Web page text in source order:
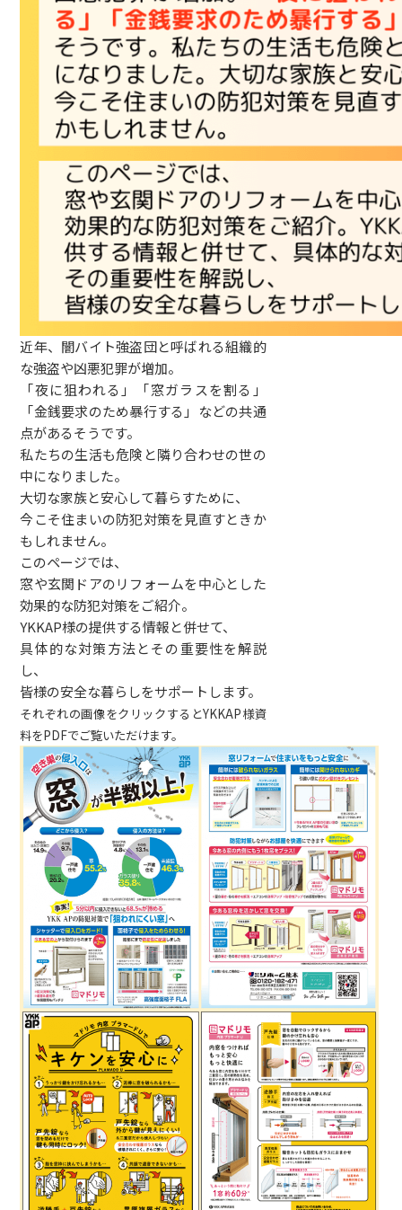
近年、闇バイト強盗団と呼ばれる組織的
な強盗や凶悪犯罪が増加。
「夜に狙われる」「窓ガラスを割る」
「金銭要求のため暴行する」などの共通
点があるそうです。
私たちの生活も危険と隣り合わせの世の
中になりました。
大切な家族と安心して暮らすために、
今こそ住まいの防犯対策を見直すときか
もしれません。
このページでは、
窓や玄関ドアのリフォームを中心とした
効果的な防犯対策をご紹介。
YKKAP様の提供する情報と併せて、
具体的な対策方法とその重要性を解説
し、
皆様の安全な暮らしをサポートします。
それぞれの画像をクリックするとYKKAP様資
料をPDFでご覧いただけます。